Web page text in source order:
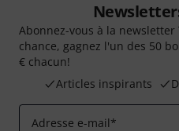
Abonnez-vous à la
chance, gagnez l'un des 50
€ chacun!
Articles inspirants
Adresse e-mail*